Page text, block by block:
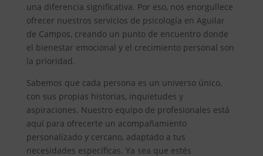
una diferencia significativa. Por eso, nos enorgullece
ofrecer nuestros servicios de psicología en Aguilar
de Campos, creando un punto de encuentro donde
el bienestar emocional y el crecimiento personal son
la prioridad.
Sabemos que cada persona es un universo único,
con sus propias historias, inquietudes y
aspiraciones. Nuestro equipo de profesionales está
aquí para ofrecerte un acompañamiento
personalizado y cercano, adaptado a tus
necesidades específicas. Ya sea que estés